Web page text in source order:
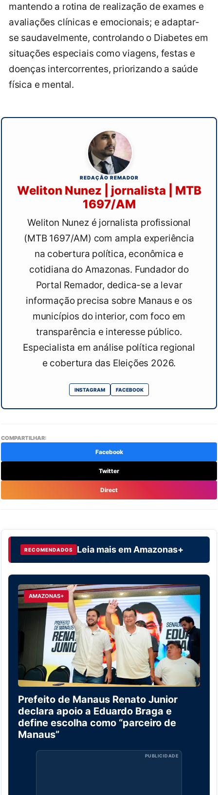
mantendo a rotina de realização de exames e
avaliações clínicas e emocionais; e adaptar-
se saudavelmente, controlando o Diabetes em
situações especiais como viagens, festas e
doenças intercorrentes, priorizando a saúde
física e mental.
REDAÇÃO REMADOR
Weliton Nunez | jornalista | MTB
1697/AM
Weliton Nunez é jornalista profissional
(MTB 1697/AM) com ampla experiência
na cobertura política, econômica e
cotidiana do Amazonas. Fundador do
Portal Remador, dedica-se a levar
informação precisa sobre Manaus e os
municípios do interior, com foco em
transparência e interesse público.
Especialista em análise política regional
e cobertura das Eleições 2026.
INSTAGRAM FACEBOOK
COMPARTILHAR:
Facebook
Twitter
Direct
RECOMENDADOS Leia mais emAmazonas+
AMAZONAS+
Prefeito de Manaus Renato Junior
declara apoio a Eduardo Braga e
define escolha como “parceiro de
Manaus”
PUBLICIDADE